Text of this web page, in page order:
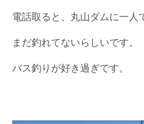
電話取ると、丸山ダムに一人
まだ釣れてないらしいです。
バス釣りが好き過ぎです。